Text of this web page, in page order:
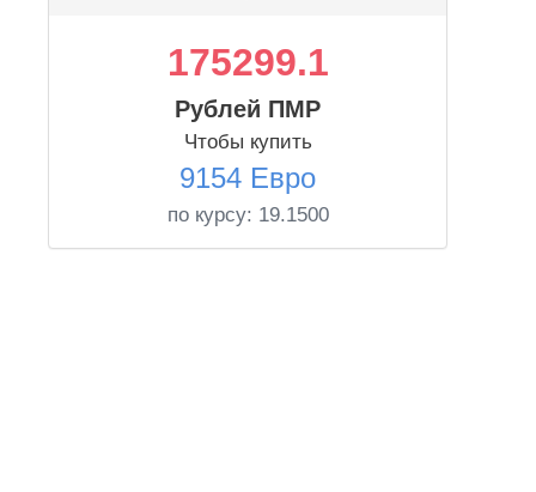
175299.1
Рублей ПМР
Чтобы купить
9154 Евро
по курсу: 19.1500